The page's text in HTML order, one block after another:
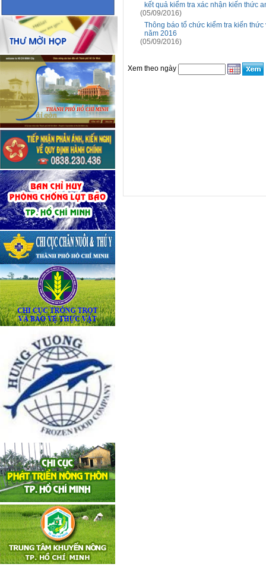
kết quả kiểm tra xác nhận kiến thức
(05/09/2016)
Thông báo tổ chức kiểm tra kiến
năm 2016
(05/09/2016)
Xem theo ngày